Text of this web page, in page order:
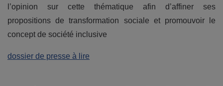
l’opinion sur cette thématique afin d’affiner ses
propositions de transformation sociale et promouvoir le
concept de société inclusive
dossier de presse à lire